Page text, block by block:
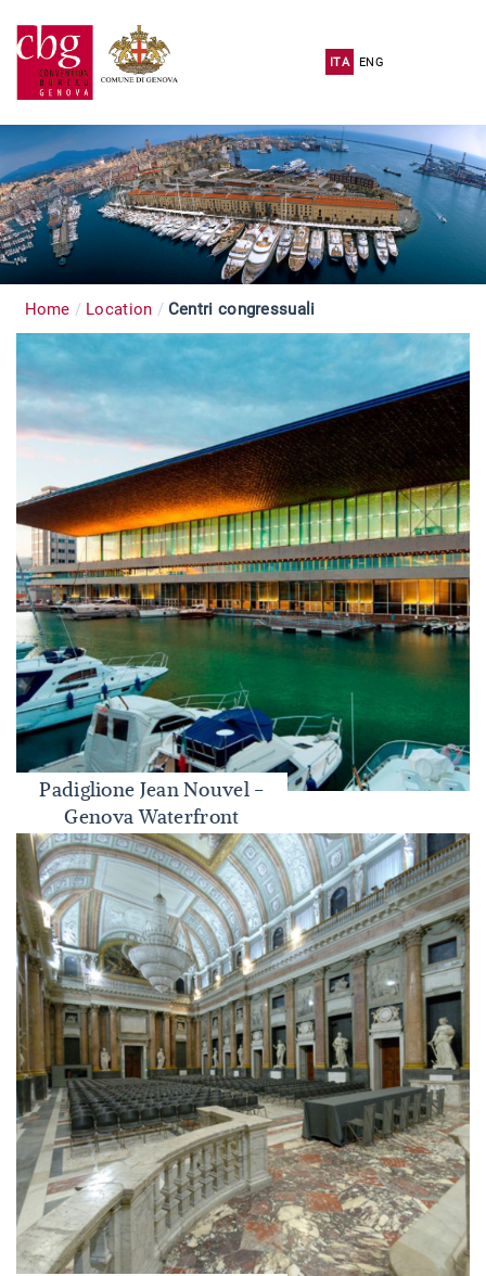
ITA ENG
Home Location Centri congressuali
Padiglione Jean Nouvel -
Genova Waterfront
Padiglione Jean Nouvel - Genova Waterfront